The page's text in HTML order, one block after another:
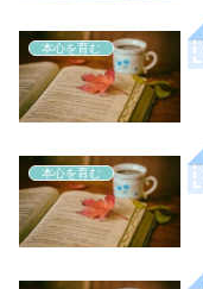
本心を育む
本心を育む